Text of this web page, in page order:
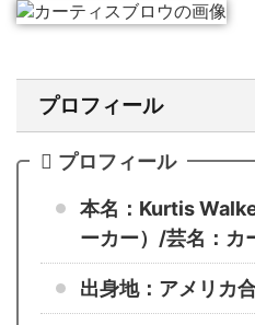
プロフィール
プロフィール
本名：Kurtis
ーカー）/芸名：カ
出身地：アメリカ